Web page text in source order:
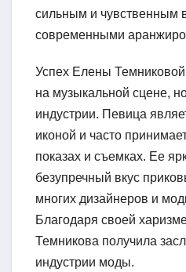
сильным и чувственным
современными
Успех Елены Темниковой
на музыкальной сцене,
индустрии. Певица
иконой и часто
показах и съемках. Ее
безупречный вкус
многих дизайнеров и
Благодаря своей
Темникова получила
индустрии моды.